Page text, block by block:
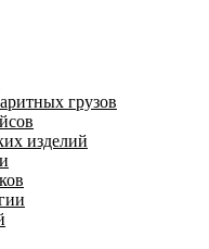
грузов
изделий